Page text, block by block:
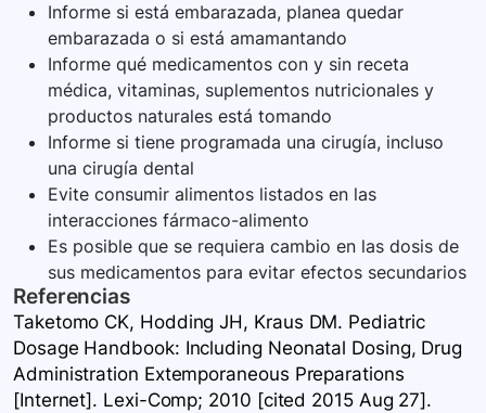
Informe si está embarazada, planea quedar
embarazada o si está amamantando
Informe qué medicamentos con y sin receta
médica, vitaminas, suplementos nutricionales y
productos naturales está tomando
Informe si tiene programada una cirugía, incluso
una cirugía dental
Evite consumir alimentos listados en las
interacciones fármaco-alimento
Es posible que se requiera cambio en las dosis de
sus medicamentos para evitar efectos secundarios
Referencias
Taketomo CK, Hodding JH, Kraus DM. Pediatric
Dosage Handbook: Including Neonatal Dosing, Drug
Administration Extemporaneous Preparations
[Internet]. Lexi-Comp; 2010 [cited 2015 Aug 27].